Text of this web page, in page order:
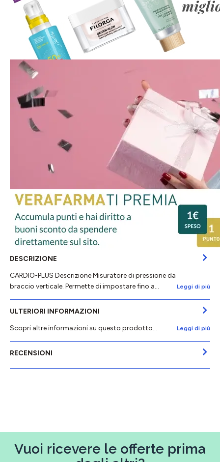
DESCRIZIONE
CARDIO-PLUS Descrizione Misuratore di pressione da
braccio verticale. Permette di impostare fino a…
Leggi di più
ULTERIORI INFORMAZIONI
Scopri altre informazioni su questo prodotto...
Leggi di più
RECENSIONI
Vuoi ricevere le offerte prima